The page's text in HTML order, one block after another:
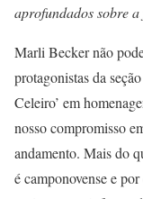
aprofundados sobre
Marli Becker não
protagonistas da
Celeiro’ em
nosso compromisso
andamento. Mais do
é camponovense e